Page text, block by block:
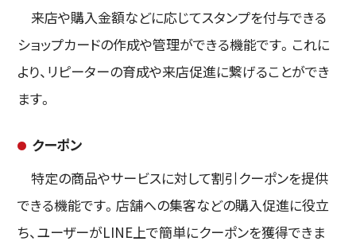
来店や購入金額などに応じてスタンプを付与できる
ショップカードの作成や管理ができる機能です。これに
より、リピーターの育成や来店促進に繋げることができ
ます。
クーポン
特定の商品やサービスに対して割引クーポンを提供
できる機能です。店舗への集客などの購入促進に役立
ち、ユーザーがLINE上で簡単にクーポンを獲得できま